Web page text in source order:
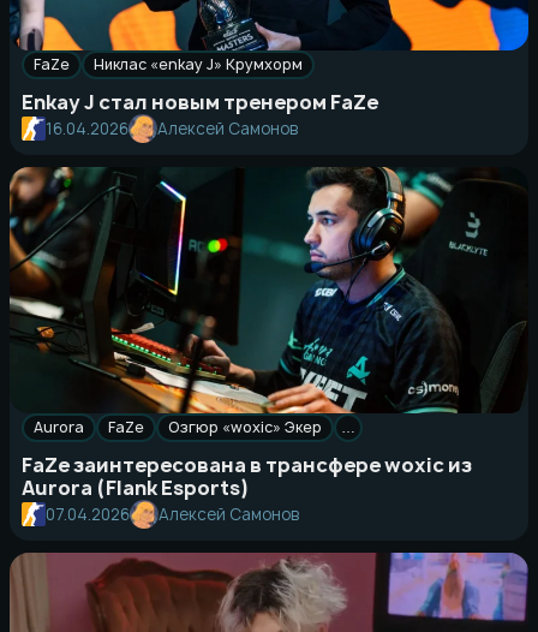
FaZe Никлас «enkay J» Крумхорм
Enkay J стал новым тренером FaZe
16.04.2026 Алексей Самонов
Aurora FaZe Озгюр «woxic» Экер …
FaZe заинтересована в трансфере woxic из
Aurora (Flank Esports)
07.04.2026 Алексей Самонов